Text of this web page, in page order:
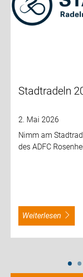
Stadtradeln
2. Mai 2026
Nimm am
des ADFC
weiterlesen